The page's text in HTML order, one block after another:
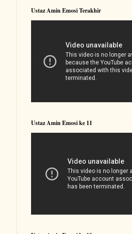
Ustaz Amin Emosi Terakhir
Ustaz Amin Emosi ke 11